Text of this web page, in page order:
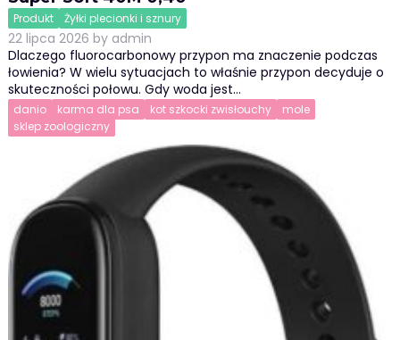
Produkt Żyłki plecionki i sznury
22 lipca 2026 by admin
Dlaczego fluorocarbonowy przypon ma znaczenie podczas
łowienia? W wielu sytuacjach to właśnie przypon decyduje o
skuteczności połowu. Gdy woda jest…
danio karma dla psa kot szkocki zwisłouchy
mole
sklep zoologiczny